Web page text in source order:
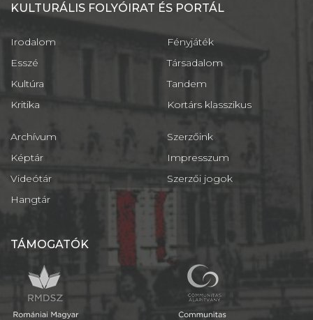
KULTURÁLIS FOLYÓIRAT ÉS PORTÁL
Irodalom
Esszé
Kultúra
Kritika
Fényjáték
Társadalom
Tandem
Kortárs klasszikus
Archívum
Képtár
Videótár
Hangtár
Szerzőink
Impresszum
Szerzői jogok
TÁMOGATÓK